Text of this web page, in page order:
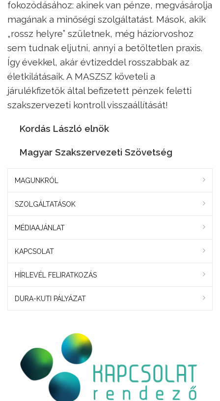
fokozódásához: akinek van pénze, megvásárolja
magának a minőségi szolgáltatást. Mások, akik
„rossz helyre” születnek, még háziorvoshoz
sem tudnak eljutni, annyi a betöltetlen praxis.
Így évekkel, akár évtizeddel rosszabbak az
életkilátásaik. A MASZSZ követeli a
járulékfizetők által befizetett pénzek feletti
szakszervezeti kontroll visszaállítását!
Kordás László elnök
Magyar Szakszervezeti Szövetség
MAGUNKRÓL
SZOLGÁLTATÁSOK
MÉDIAAJÁNLAT
KAPCSOLAT
HÍRLEVÉL FELIRATKOZÁS
DURA-KUTI PÁLYÁZAT